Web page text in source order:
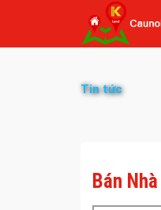
Tin tức
Bán